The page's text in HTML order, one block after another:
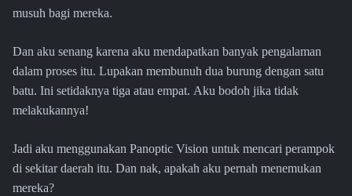
musuh bagi mereka.
Dan aku senang karena aku mendapatkan banyak pengalaman
dalam proses itu. Lupakan membunuh dua burung dengan satu
batu. Ini setidaknya tiga atau empat. Aku bodoh jika tidak
melakukannya!
Jadi aku menggunakan Panoptic Vision untuk mencari perampok
di sekitar daerah itu. Dan nak, apakah aku pernah menemukan
mereka?